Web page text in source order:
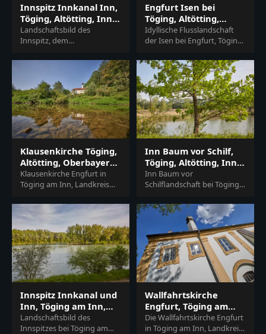
Innspitz Innkanal Inn,
Töging, Altötting, Inn-
Salzach
Landschaftsbild des
Innspitz, dem
Innkanal und Inn bei Töging
am Inn. Landkreis Altötting,
Oberbayern…
Engfurt Isen bei
Töging, Altötting,
Oberbayern, Inn-
Salzach
Idyllische Flusslandschaft
der Isen bei Engfurt, Töging
Oberbayern, Deutschland, in
der Re…
Klausenkirche Töging,
Altötting, Oberbayern,
Inn-Salzach
Klausenkirche Engfurt in
Töging am Inn, Landkreis
Region Inn-Salzach,
Deutschland. Historische K…
Inn Baum vor Schilf,
Töging, Altötting, Inn-
Salzach
Inn Baum vor
Schilflandschaft bei Töging
Altötting, Oberbayern,
Deutschland. Idylle in der
Innspitz Innkanal und
Inn, Töging am Inn,
Inn-Salzach
Landschaftsbild des
Innspitzes bei Töging am
Wallfahrtskirche
Engfurt, Töging am
Inn, Oberbayern
Die Wallfahrtskirche Engfurt
in Töging am Inn, Landkreis